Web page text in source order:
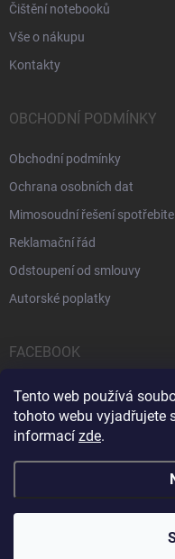
Tento web používá
tohoto webu vyjadřujete
informací zde.
Čištění notebooků
Vše o nákupu
Kontakty
OBCHODNÍ PODMÍNKY
Obchodní podmínky
Ochrana osobních dat
Mimosoudní řešení
Reklamační řád
Odstoupení od smlouvy
Autorské poplatky
FACEBOOK
Servis počítačů a